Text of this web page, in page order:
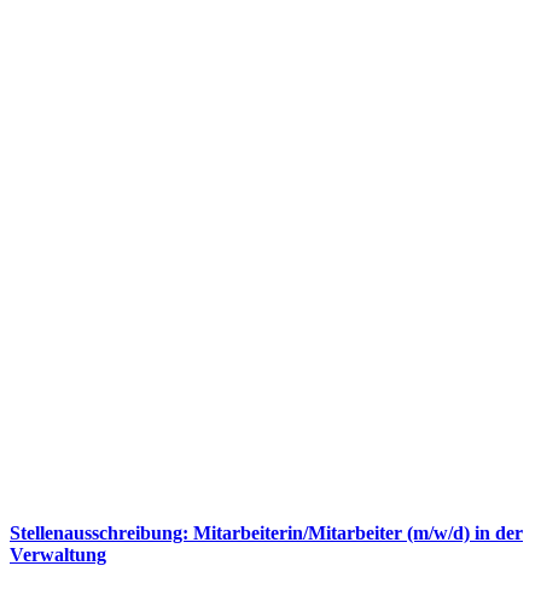
Stellenausschreibung: Mitarbeiterin/Mitarbeiter (m/w/d) in der
Verwaltung